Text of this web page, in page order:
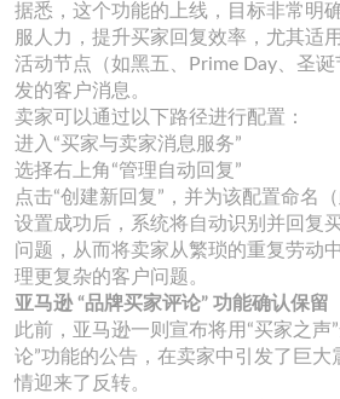
据悉，这个功能的上线，目标非常明
服人力，提升买家回复效率，尤其适
活动节点（如黑五、Prime Day、圣
发的客户消息。
卖家可以通过以下路径进行配置：
进入“买家与卖家消息服务”
选择右上角“管理自动回复”
点击“创建新回复”，并为该配置命名
设置成功后，系统将自动识别并回复
问题，从而将卖家从繁琐的重复劳动
理更复杂的客户问题。
亚马逊 “品牌买家评论” 功能确认保留
此前，亚马逊一则宣布将用“买家之声
论”功能的公告，在卖家中引发了巨大
情迎来了反转。